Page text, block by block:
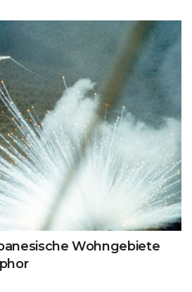
Wohngebiete